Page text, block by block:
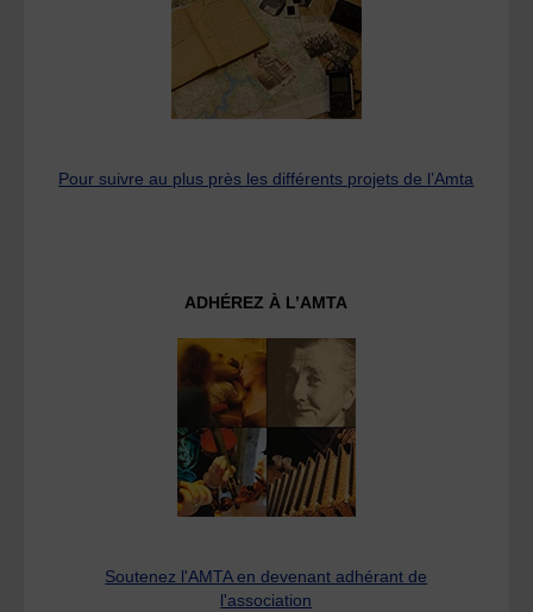
Pour suivre au plus près les différents projets de l’Amta
ADHÉREZ À L’AMTA
Soutenez l'AMTA en devenant adhérant de
l'association